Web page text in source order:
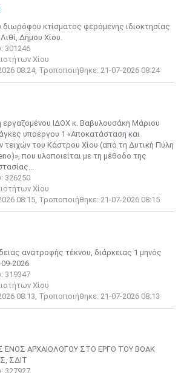
κτίσματος φερόμενης ιδιοκτησίας
Δήμου Χίου.
301246
Χίου
08:24, Τροποποιήθηκε: 21-07-2026 08:24
εργαζομένου ΙΔΟΧ κ. Βαβυλουσάκη Μάριου
υποέργου 1 «Αποκατάσταση και
τειχών του Κάστρου Χίου (από τη Δυτική Πύλη
που υλοποιείται με τη μέθοδο της
326250
Χίου
08:15, Τροποποιήθηκε: 21-07-2026 08:15
ανατροφής τέκνου, διάρκειας 1 μηνός
2026
319347
Χίου
08:13, Τροποποιήθηκε: 21-07-2026 08:13
ΑΡΧΑΙΟΛΟΓΟΥ ΣΤΟ ΕΡΓΟ ΤΟΥ ΒΟΑΚ
ΣΔΙΤ
327927